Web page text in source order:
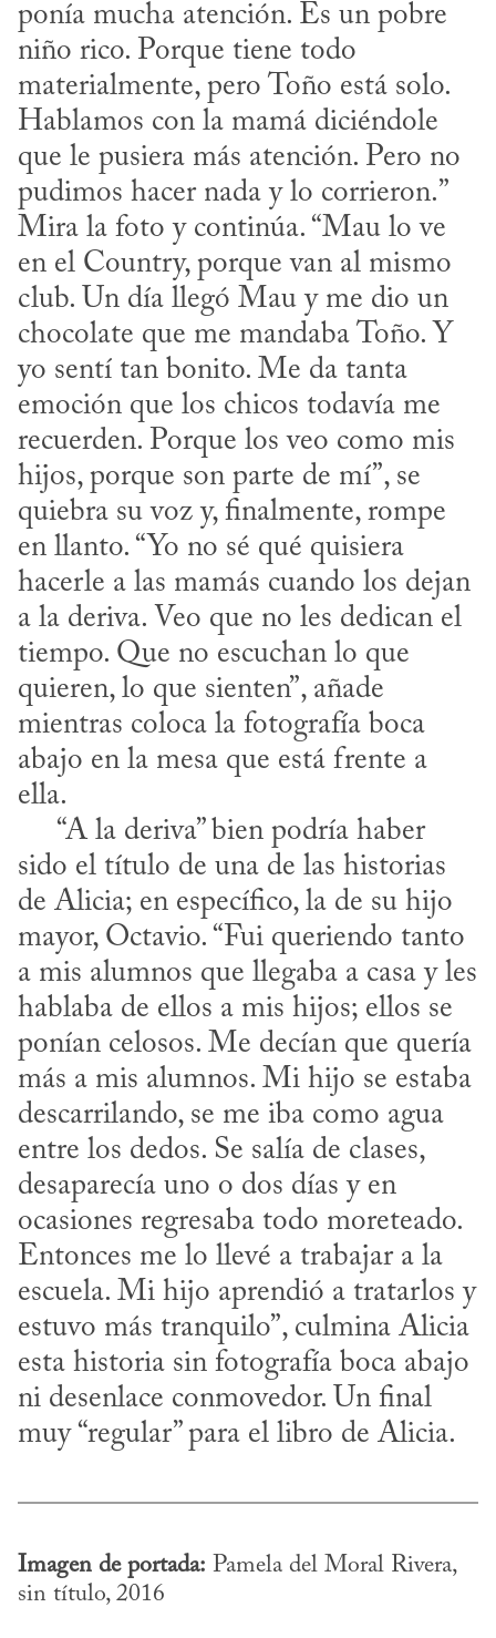
ponía mucha atención. Es un pobre
niño rico. Porque tiene todo
materialmente, pero Toño está solo.
Hablamos con la mamá diciéndole
que le pusiera más atención. Pero no
pudimos hacer nada y lo corrieron.”
Mira la foto y continúa. “Mau lo ve
en el Country, porque van al mismo
club. Un día llegó Mau y me dio un
chocolate que me mandaba Toño. Y
yo sentí tan bonito. Me da tanta
emoción que los chicos todavía me
recuerden. Porque los veo como mis
hijos, porque son parte de mí”, se
quiebra su voz y, finalmente, rompe
en llanto. “Yo no sé qué quisiera
hacerle a las mamás cuando los dejan
a la deriva. Veo que no les dedican el
tiempo. Que no escuchan lo que
quieren, lo que sienten”, añade
mientras coloca la fotografía boca
abajo en la mesa que está frente a
ella.
sido el título de una de las historias
de Alicia; en específico, la de su hijo
mayor, Octavio. “Fui queriendo tanto
a mis alumnos que llegaba a casa y les
hablaba de ellos a mis hijos; ellos se
ponían celosos. Me decían que quería
más a mis alumnos. Mi hijo se estaba
descarrilando, se me iba como agua
entre los dedos. Se salía de clases,
desaparecía uno o dos días y en
ocasiones regresaba todo moreteado.
Entonces me lo llevé a trabajar a la
escuela. Mi hijo aprendió a tratarlos y
estuvo más tranquilo”, culmina Alicia
esta historia sin fotografía boca abajo
ni desenlace conmovedor. Un final
muy “regular” para el libro de Alicia.
Imagen de portada: Pamela del Moral Rivera,
sin título, 2016